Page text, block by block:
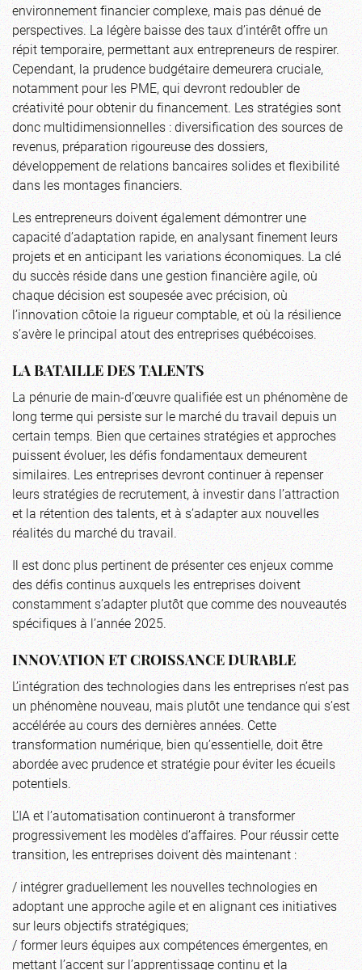
environnement financier complexe, mais pas dénué de
perspectives. La légère baisse des taux d’intérêt offre un
répit temporaire, permettant aux entrepreneurs de respirer.
Cependant, la prudence budgétaire demeurera cruciale,
notamment pour les PME, qui devront redoubler de
créativité pour obtenir du financement. Les stratégies sont
donc multidimensionnelles : diversification des sources de
revenus, préparation rigoureuse des dossiers,
développement de relations bancaires solides et flexibilité
dans les montages financiers.
Les entrepreneurs doivent également démontrer une
capacité d’adaptation rapide, en analysant finement leurs
projets et en anticipant les variations économiques. La clé
du succès réside dans une gestion financière agile, où
chaque décision est soupesée avec précision, où
l’innovation côtoie la rigueur comptable, et où la résilience
s’avère le principal atout des entreprises québécoises.
LA BATAILLE DES TALENTS
La pénurie de main-d’œuvre qualifiée est un phénomène de
long terme qui persiste sur le marché du travail depuis un
certain temps. Bien que certaines stratégies et approches
puissent évoluer, les défis fondamentaux demeurent
similaires. Les entreprises devront continuer à repenser
leurs stratégies de recrutement, à investir dans l’attraction
et la rétention des talents, et à s’adapter aux nouvelles
réalités du marché du travail.
Il est donc plus pertinent de présenter ces enjeux comme
des défis continus auxquels les entreprises doivent
constamment s’adapter plutôt que comme des nouveautés
spécifiques à l’année 2025.
INNOVATION ET CROISSANCE DURABLE
L’intégration des technologies dans les entreprises n’est pas
un phénomène nouveau, mais plutôt une tendance qui s’est
accélérée au cours des dernières années. Cette
transformation numérique, bien qu’essentielle, doit être
abordée avec prudence et stratégie pour éviter les écueils
potentiels.
L’IA et l’automatisation continueront à transformer
progressivement les modèles d’affaires. Pour réussir cette
transition, les entreprises doivent dès maintenant :
/ intégrer graduellement les nouvelles technologies en
adoptant une approche agile et en alignant ces initiatives
sur leurs objectifs stratégiques;
/ former leurs équipes aux compétences émergentes, en
mettant l’accent sur l’apprentissage continu et la